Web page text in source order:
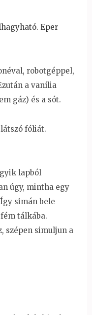
Eper
robotgéppel,
a vanília
gáz) és a sót.
fóliát.
lapból
úgy, mintha egy
simán bele
tálkába.
szépen simuljun a